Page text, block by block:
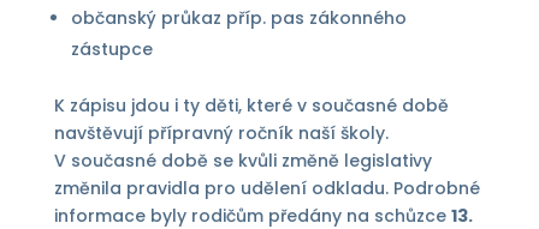
občanský průkaz příp. pas zákonného
zástupce
K zápisu jdou i ty děti, které v současné době
navštěvují přípravný ročník naší školy.
V současné době se kvůli změně legislativy
změnila pravidla pro udělení odkladu. Podrobné
informace byly rodičům předány na schůzce 13.